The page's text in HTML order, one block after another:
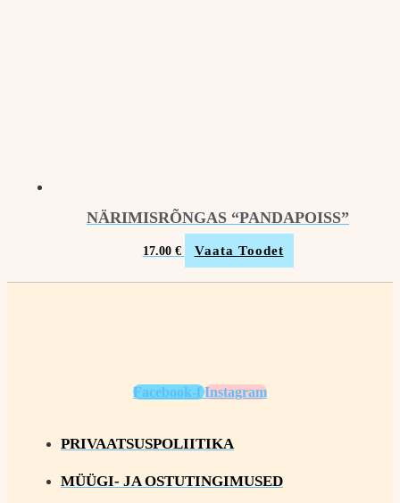
NÄRIMISRÕNGAS “PANDAPOISS”
17.00 € Vaata Toodet
Facebook-f Instagram
PRIVAATSUSPOLIITIKA
MÜÜGI- JA OSTUTINGIMUSED